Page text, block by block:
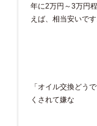
年に2万円～3万円
えば、相当安いです
「オイル交換どう
くされて嫌な